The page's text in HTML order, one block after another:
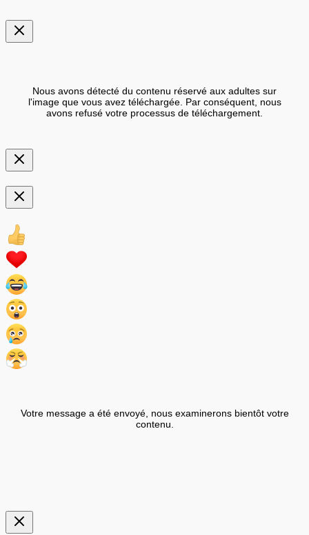
Nous avons détecté du contenu réservé aux adultes sur
l'image que vous avez téléchargée. Par conséquent, nous
avons refusé votre processus de téléchargement.
Votre message a été envoyé, nous examinerons bientôt votre
contenu.